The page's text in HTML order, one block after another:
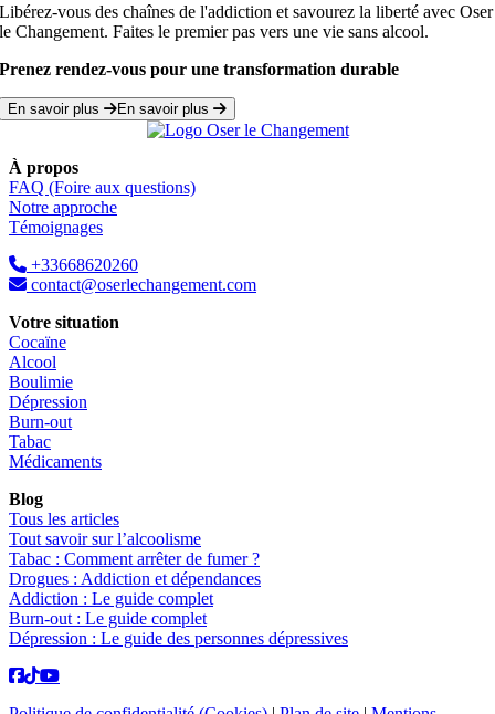
Libérez-vous des chaînes de l'addiction et savourez la liberté avec Oser
le Changement. Faites le premier pas vers une vie sans alcool.
Prenez rendez-vous pour une transformation durable
En savoir plus En savoir plus
À propos
FAQ (Foire aux questions)
Notre approche
Témoignages
+33668620260
contact@oserlechangement.com
Votre situation
Cocaïne
Alcool
Boulimie
Dépression
Burn-out
Tabac
Médicaments
Blog
Tous les articles
Tout savoir sur l’alcoolisme
Tabac : Comment arrêter de fumer ?
Drogues : Addiction et dépendances
Addiction : Le guide complet
Burn-out : Le guide complet
Dépression : Le guide des personnes dépressives